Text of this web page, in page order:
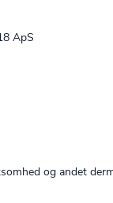
ApS
og andet